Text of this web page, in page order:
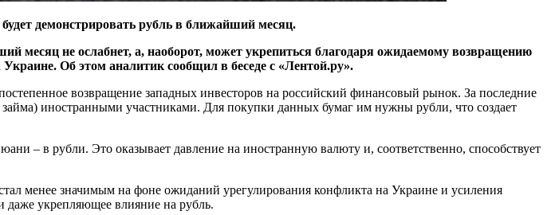
демонстрировать рубль в ближайший месяц.
месяц не ослабнет, а, наоборот, может укрепиться благодаря ожидаемому возвращению
Об этом аналитик сообщил в беседе с «Лентой.ру».
возвращение западных инвесторов на российский финансовый рынок. За последние
иностранными участниками. Для покупки данных бумаг им нужны рубли, что создает
– в рубли. Это оказывает давление на иностранную валюту и, соответственно, способствует
менее значимым на фоне ожиданий урегулирования конфликта на Украине и усиления
даже укрепляющее влияние на рубль.